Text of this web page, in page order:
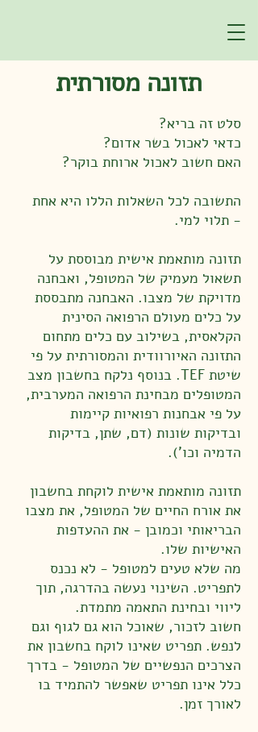
תזונה מסורתית
סלט זה בריא?
כדאי לאכול בשר אדום?
האם חשוב לאכול ארוחת בוקר?
התשובה לכל השאלות הללו היא אחת
- תלוי למי.
תזונה מותאמת אישית מבוססת על
תשאול מעמיק של המטופל, ואבחנה
מדויקת של מצבו. האבחנה מתבססת
על כלים מעולם הרפואה הסינית
הקלאסית, בשילוב עם כלים מתחום
התזונה האיורוודית והמסורתית על פי
שיטת TEF. בנוסף נלקח בחשבון מצב
המטופלים מבחינת הרפואה המערבית,
על פי אבחנות רפואיות קיימות
ובדיקות שונות (דם, שתן, בדיקות
הדמיה וכו').
תזונה מותאמת אישית לוקחת בחשבון
את אורח החיים של המטופל, את מצבו
הבריאותי וכמובן - את ההעדפות
האישיות שלו.
מה שלא טעים למטופל - לא נכנס
לתפריט. השינוי נעשה בהדרגה, תוך
ליווי ובחינת התאמה מתמדת.
חשוב לזכור, שאוכל הוא גם לגוף וגם
לנפש. תפריט שאינו לוקח בחשבון את
הצרכים הנפשיים של המטופל - בדרך
כלל אינו תפריט שאפשר להתמיד בו
לאורך זמן.